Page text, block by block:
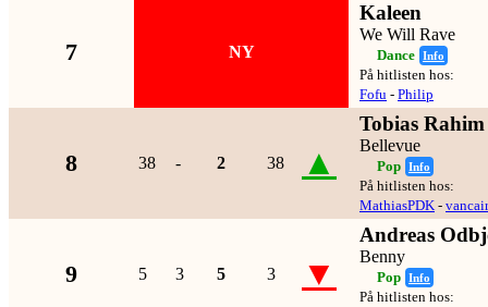
7 NY
Kaleen
We Will Rave
Dance Info
På hitlisten hos:
Fofu - Philip
8 38 - 2 38 ▲
Tobias
Bellevue
Pop Info
På hitlisten hos:
MathiasPDK -
9 5 3 5 3 ▼
Andreas
Benny
Pop Info
På hitlisten hos: